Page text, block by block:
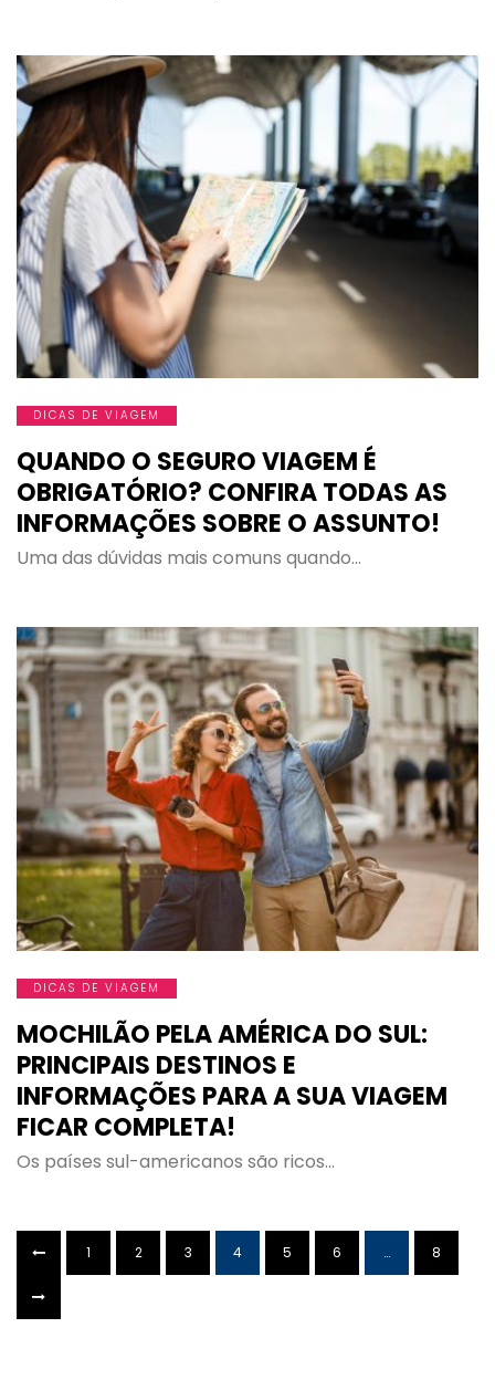
DICAS DE VIAGEM
QUANDO O SEGURO VIAGEM É
OBRIGATÓRIO? CONFIRA TODAS AS
INFORMAÇÕES SOBRE O ASSUNTO!
Uma das dúvidas mais comuns quando…
DICAS DE VIAGEM
MOCHILÃO PELA AMÉRICA DO SUL:
PRINCIPAIS DESTINOS E
INFORMAÇÕES PARA A SUA VIAGEM
FICAR COMPLETA!
Os países sul-americanos são ricos…
1 2 3 4 5 6 … 8